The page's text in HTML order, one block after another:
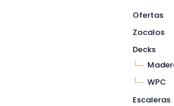
Ofertas
Zocalos
Decks
WPC
Escaleras